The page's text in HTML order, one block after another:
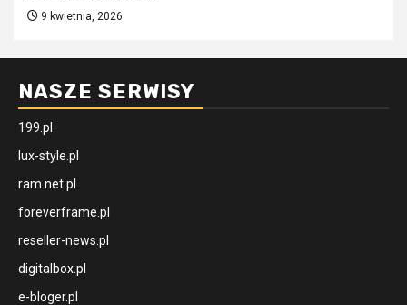
9 kwietnia, 2026
NASZE SERWISY
199.pl
lux-style.pl
ram.net.pl
foreverframe.pl
reseller-news.pl
digitalbox.pl
e-bloger.pl